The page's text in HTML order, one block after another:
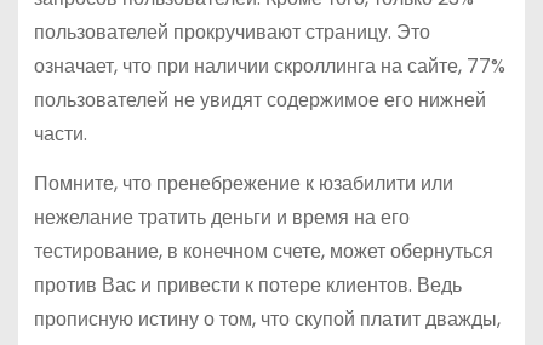
пользователей прокручивают страницу. Это
означает, что при наличии скроллинга на сайте, 77%
пользователей не увидят содержимое его нижней
части.
Помните, что пренебрежение к юзабилити или
нежелание тратить деньги и время на его
тестирование, в конечном счете, может обернуться
против Вас и привести к потере клиентов. Ведь
прописную истину о том, что скупой платит дважды,